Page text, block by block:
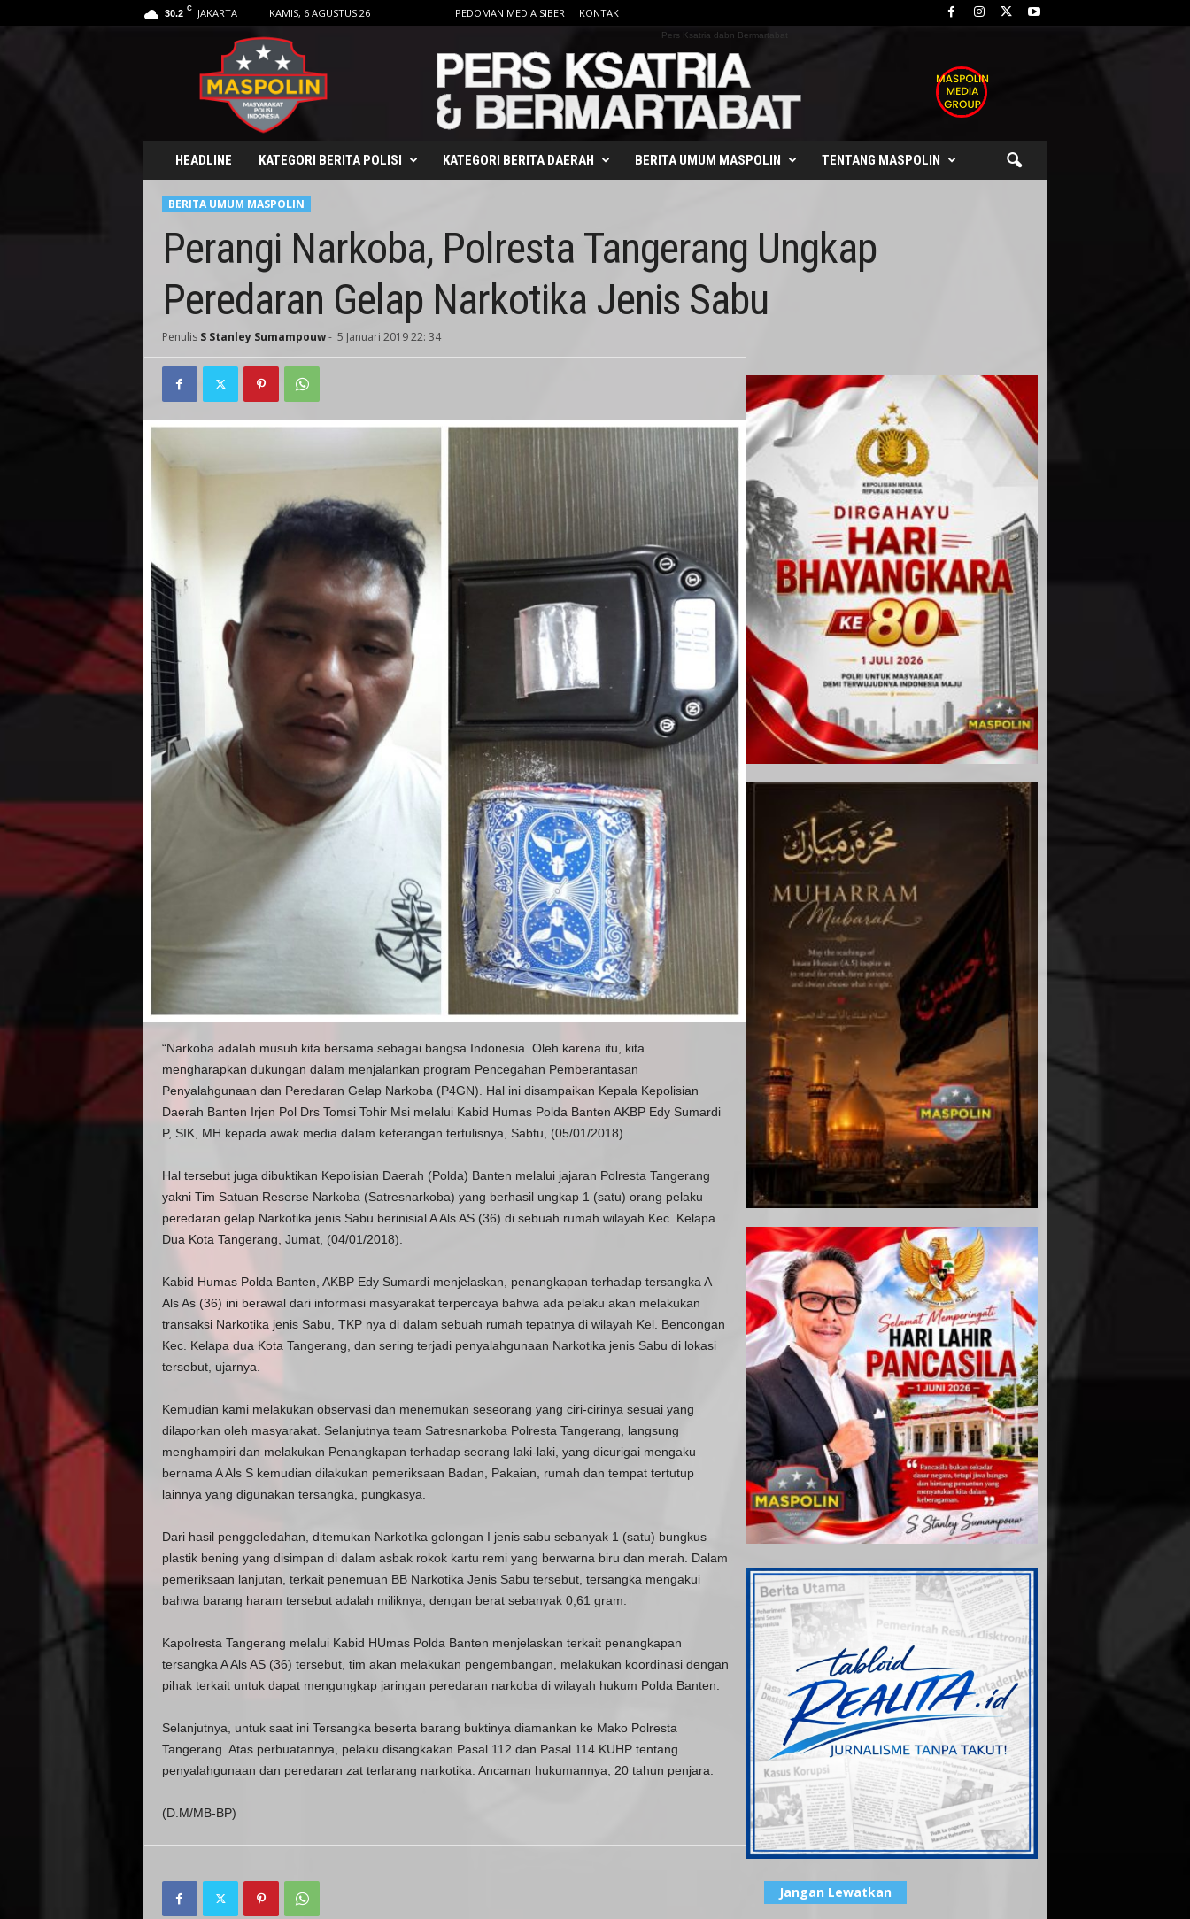
30.2 C JAKARTA KAMIS, 6 AGUSTUS 26 PEDOMAN MEDIA SIBER KONTAK
Pers Ksatria dabn Bermartabat
HEADLINE KATEGORI BERITA POLISI KATEGORI BERITA DAERAH BERITA UMUM MASPOLIN TENTANG MASPOLIN
BERITA UMUM MASPOLIN
Perangi Narkoba, Polresta Tangerang Ungkap
Peredaran Gelap Narkotika Jenis Sabu
Penulis S Stanley Sumampouw- 5 Januari 2019 22: 34
“Narkoba adalah musuh kita bersama sebagai bangsa Indonesia. Oleh karena itu, kita
mengharapkan dukungan dalam menjalankan program Pencegahan Pemberantasan
Penyalahgunaan dan Peredaran Gelap Narkoba (P4GN). Hal ini disampaikan Kepala Kepolisian
Daerah Banten Irjen Pol Drs Tomsi Tohir Msi melalui Kabid Humas Polda Banten AKBP Edy Sumardi
P, SIK, MH kepada awak media dalam keterangan tertulisnya, Sabtu, (05/01/2018).
Hal tersebut juga dibuktikan Kepolisian Daerah (Polda) Banten melalui jajaran Polresta Tangerang
yakni Tim Satuan Reserse Narkoba (Satresnarkoba) yang berhasil ungkap 1 (satu) orang pelaku
peredaran gelap Narkotika jenis Sabu berinisial A Als AS (36) di sebuah rumah wilayah Kec. Kelapa
Dua Kota Tangerang, Jumat, (04/01/2018).
Kabid Humas Polda Banten, AKBP Edy Sumardi menjelaskan, penangkapan terhadap tersangka A
Als As (36) ini berawal dari informasi masyarakat terpercaya bahwa ada pelaku akan melakukan
transaksi Narkotika jenis Sabu, TKP nya di dalam sebuah rumah tepatnya di wilayah Kel. Bencongan
Kec. Kelapa dua Kota Tangerang, dan sering terjadi penyalahgunaan Narkotika jenis Sabu di lokasi
tersebut, ujarnya.
Kemudian kami melakukan observasi dan menemukan seseorang yang ciri-cirinya sesuai yang
dilaporkan oleh masyarakat. Selanjutnya team Satresnarkoba Polresta Tangerang, langsung
menghampiri dan melakukan Penangkapan terhadap seorang laki-laki, yang dicurigai mengaku
bernama A Als S kemudian dilakukan pemeriksaan Badan, Pakaian, rumah dan tempat tertutup
lainnya yang digunakan tersangka, pungkasya.
Dari hasil penggeledahan, ditemukan Narkotika golongan I jenis sabu sebanyak 1 (satu) bungkus
plastik bening yang disimpan di dalam asbak rokok kartu remi yang berwarna biru dan merah. Dalam
pemeriksaan lanjutan, terkait penemuan BB Narkotika Jenis Sabu tersebut, tersangka mengakui
bahwa barang haram tersebut adalah miliknya, dengan berat sebanyak 0,61 gram.
Kapolresta Tangerang melalui Kabid HUmas Polda Banten menjelaskan terkait penangkapan
tersangka A Als AS (36) tersebut, tim akan melakukan pengembangan, melakukan koordinasi dengan
pihak terkait untuk dapat mengungkap jaringan peredaran narkoba di wilayah hukum Polda Banten.
Selanjutnya, untuk saat ini Tersangka beserta barang buktinya diamankan ke Mako Polresta
Tangerang. Atas perbuatannya, pelaku disangkakan Pasal 112 dan Pasal 114 KUHP tentang
penyalahgunaan dan peredaran zat terlarang narkotika. Ancaman hukumannya, 20 tahun penjara.
(D.M/MB-BP)
Jangan Lewatkan